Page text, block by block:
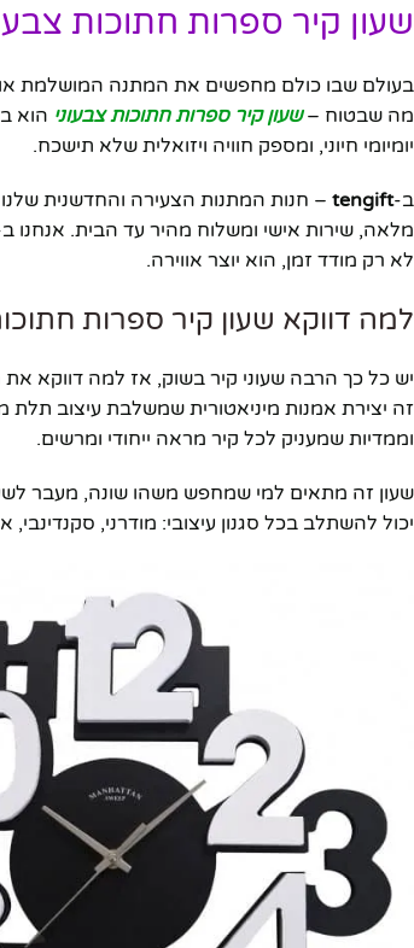
שעון קיר ספרות חתוכות
בעולם שבו כולם מחפשים את המתנה המושלמת
מה שבטוח –שעון קיר ספרות חתוכות צבעוני הוא
יומיומי חיוני, ומספק חוויה ויזואלית שלא תישכח.
ב-tengift
לא רק מודד זמן, הוא יוצר אווירה.
למה דווקא שעון קיר ספרות
יש כל כך הרבה שעוני קיר בשוק, אז למה דווקא
זה יצירת אמנות מיניאטורית שמשלבת עיצוב תלת
וממדיות שמעניק לכל קיר מראה ייחודי ומרשים.
שעון זה מתאים למי שמחפש משהו שונה, מעבר
יכול להשתלב בכל סגנון עיצובי: מודרני, סקנדינבי,